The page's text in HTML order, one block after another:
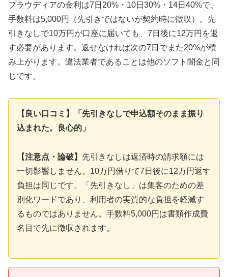
プラウディアの金利は7日20%・10日30%・14日40%で、
手数料は5,000円（先引きではないが契約時に徴収）。先
引きなしで10万円が口座に届いても、7日後に12万円を返
す必要があります。返せなければ次の7日でまた20%が積
み上がります。違法業者であることは他のソフト闇金と同
じです。
【良い口コミ】「先引きなしで申込額そのまま振り
込まれた。良心的」
【注意点・論破】 先引きなしは返済時の請求額には
一切影響しません。10万円借りて7日後に12万円返す
負担は同じです。「先引きなし」は集客のための差
別化ワードであり、利用者の実質的な負担を軽減す
るものではありません。手数料5,000円は書類作成費
名目で先に徴収されます。